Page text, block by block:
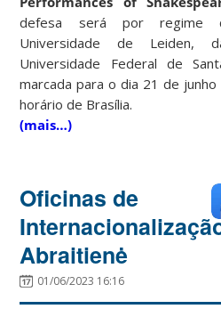
defesa será por regime
Universidade de Leiden,
Universidade Federal de
marcada para o dia 21 de
horário de Brasília.
(mais…)
Oficinas de
Abraitienė
01/06/2023 16:16